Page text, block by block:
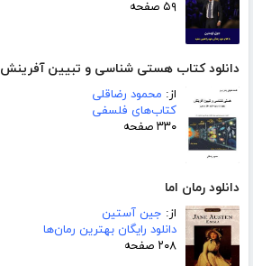
۵۹ صفحه
دانلود کتاب هستی شناسی و تبیین آفرینش
از: محمود رضاقلی
کتاب‌های فلسفی
۳۳۰ صفحه
دانلود رمان اما
از: جین آستین
دانلود رایگان بهترین رمان‌ها
۲۰۸ صفحه